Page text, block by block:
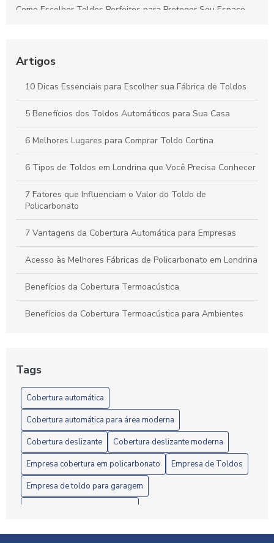
Como Escolher Toldos Perfeitos para Proteger Seu Espaço
Aconchegante
Cobertura Termoacústica: Conforto e Silêncio para Seu
Espaço
Toldos Automáticos: Transforme Seu Espaço e Melhore o
Conforto ao Ar Livre
Artigos
10 Dicas Essenciais para Escolher sua Fábrica de Toldos
5 Benefícios dos Toldos Automáticos para Sua Casa
6 Melhores Lugares para Comprar Toldo Cortina
6 Tipos de Toldos em Londrina que Você Precisa Conhecer
7 Fatores que Influenciam o Valor do Toldo de
Policarbonato
7 Vantagens da Cobertura Automática para Empresas
Acesso às Melhores Fábricas de Policarbonato em Londrina
Benefícios da Cobertura Termoacústica
Benefícios da Cobertura Termoacústica para Ambientes
Câmera em Londrina: Confira o Guia Completo
Câmera em Londrina: Conheça os Melhores Modelos
Câmera em Londrina: Guia Completo
Câmeras de Segurança em Londrina: Como Escolher a
Melhor Opção para Sua Proteção
Tags
Cobertura automática
Cobertura automática para área moderna
Cobertura deslizante
Cobertura deslizante moderna
Empresa cobertura em policarbonato
Empresa de Toldos
Empresa de toldo para garagem